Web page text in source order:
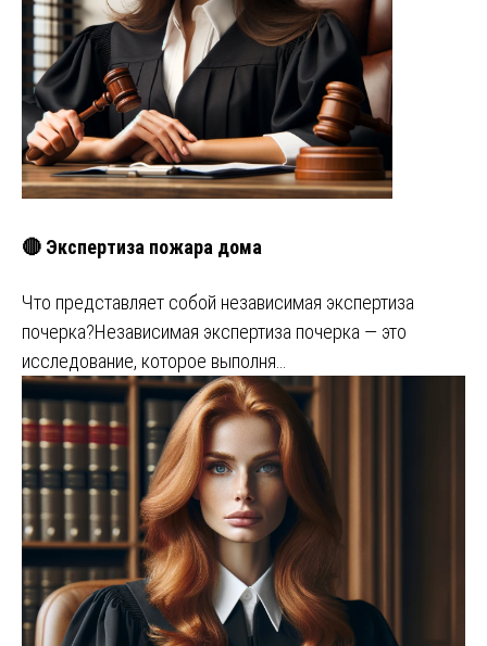
🔴 Экспертиза пожара дома
Что представляет собой независимая экспертиза
почерка?Независимая экспертиза почерка — это
исследование, которое выполня…